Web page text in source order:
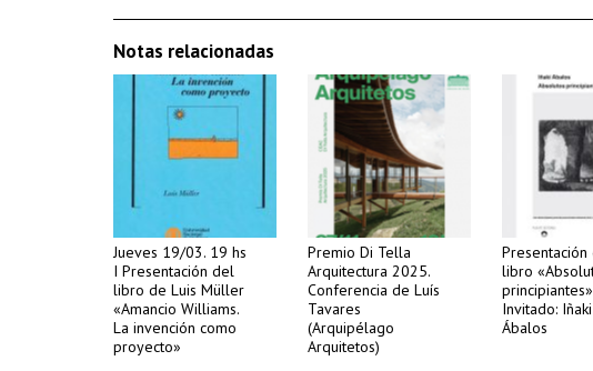
Notas relacionadas
Jueves 19/03. 19 hs
I Presentación del
libro de Luis Müller
«Amancio Williams.
La invención como
proyecto»
Premio Di Tella
Arquitectura 2025.
Conferencia de Luís
Tavares
(Arquipélago
Arquitetos)
Presentación
libro
Invitado: Iñaki
Ábalos